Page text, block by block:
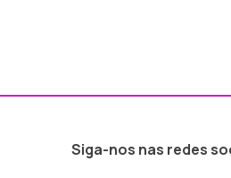
Siga-nos nas redes